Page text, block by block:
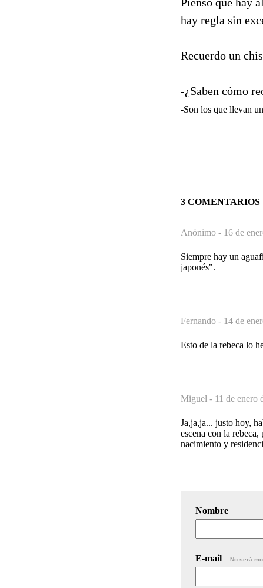
hay regla sin
Recuerdo un
-¿Saben cómo
-Son los que llevan
3 COMENTARIOS
Anónimo - 16 de
Siempre hay un
japonés".
Fernando - 14 de
Esto de la rebeca lo
Miguel - 11 de enero
Ja,ja,ja... justo hoy,
escena con la
nacimiento y
Nombre
E-mail No será